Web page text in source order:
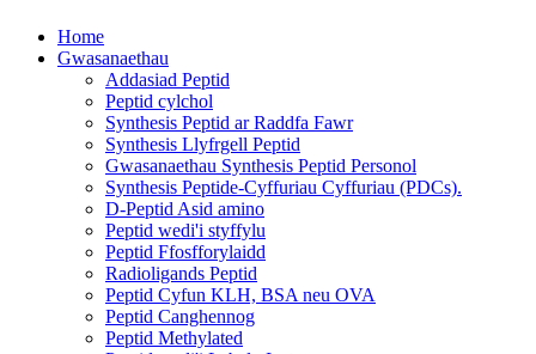
Home
Gwasanaethau
Addasiad Peptid
Peptid cylchol
Synthesis Peptid ar Raddfa Fawr
Synthesis Llyfrgell Peptid
Gwasanaethau Synthesis Peptid Personol
Synthesis Peptide-Cyffuriau Cyffuriau (PDCs).
D-Peptid Asid amino
Peptid wedi'i styffylu
Peptid Ffosfforylaidd
Radioligands Peptid
Peptid Cyfun KLH, BSA neu OVA
Peptid Canghennog
Peptid Methylated